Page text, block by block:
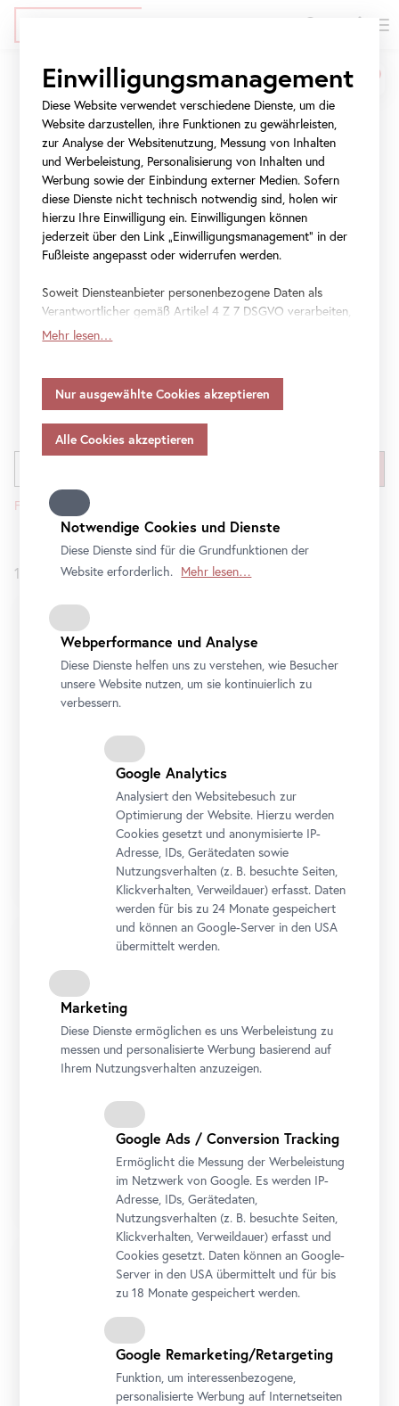
Navigation
springen
Navigation
springenFür Schulen und
Kindergärten
Mit Kunst die Welt befragen und verstehen lernen! Besucht
unsere Museen mit den Angeboten der Kunstvermittlung.
Um in der Übersicht Führungen und Workshops für die
gewünschte Altersstufe oder Ausstellung zu sehen, nutzt
bitte den Filter.
Besuch mit Schulklassen
11 Führungen & Veranstaltungen
Alles ist Bewegung (09/2026-01/2027)
Führung • Unteres Belvedere
Erika Giovanna Klien
Jenseits der Stille (07/2026-01/2027)
Führung • Unteres Belvedere
Erna Rosenstein
Einwilligungsmanagement
Diese Website verwendet verschiedene Dienste, um die
Website darzustellen, ihre Funktionen zu gewährleisten,
zur Analyse der Websitenutzung, Messung von Inhalten
und Werbeleistung, Personalisierung von Inhalten und
Werbung sowie der Einbindung externer Medien. Sofern
diese Dienste nicht technisch notwendig sind, holen wir
hierzu Ihre Einwilligung ein. Einwilligungen können
jederzeit über den Link „Einwilligungsmanagement“ in der
Fußleiste angepasst oder widerrufen werden.
Soweit Diensteanbieter personenbezogene Daten als
Verantwortlicher gemäß Artikel 4 Z 7 DSGVO verarbeiten,
gilt Ihre Einwilligung auch für die Weitergabe an den
Daten in Staaten ohne Vorliegen eines
Angemessenheitsbeschlusses gem.Art
und ohne geeignete Garantien gem.
übermitteln, so gilt Ihre Einwilligung auch hierfür.
Funktionen unseres
stehen, wenn Sie nicht alle Zwecke zulassen. Weitere
Informationen zum Datenschutz, Ihren Rechten und
Kontaktdaten des Verantwortlichen und der
Datenschutzbeauftragten finden Sie in unserer
Mehr lesen…
Notwendige Cookies und Dienste
Diese Dienste sind für die Grundfunktionen der
Website erforderlich. Mehr lesen…
Webperformance und Analyse
Diese Dienste helfen uns zu verstehen, wie Besucher
unsere Website nutzen, um sie kontinuierlich zu
verbessern.
Google Analytics
Analysiert den Websitebesuch zur
Optimierung der Website. Hierzu werden
Cookies gesetzt und anonymisierte IP-
Adresse, IDs, Gerätedaten sowie
Nutzungsverhalten (z. B. besuchte Seiten,
Klickverhalten, Verweildauer) erfasst. Daten
werden für bis zu 24 Monate gespeichert
und können an Google-Server in den USA
übermittelt werden.
Marketing
Diese Dienste ermöglichen es uns Werbeleistung zu
messen und personalisierte Werbung basierend auf
Ihrem Nutzungsverhalten anzuzeigen.
Google Ads / Conversion Tracking
Ermöglicht die Messung der Werbeleistung
im Netzwerk von Google. Es werden IP-
Adresse, IDs, Gerätedaten,
Nutzungsverhalten (z. B. besuchte Seiten,
Klickverhalten, Verweildauer) erfasst und
Cookies gesetzt. Daten können an Google-
Server in den USA übermittelt und für bis
zu 18 Monate gespeichert werden.
Google Remarketing/Retargeting
Funktion, um interessenbezogene,
personalisierte Werbung auf Internetseiten